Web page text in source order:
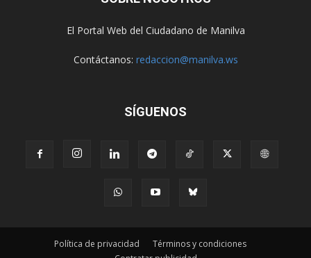
El Portal Web del Ciudadano de Manilva
Contáctanos: redaccion@manilva.ws
SÍGUENOS
Política de privacidad
Términos y condiciones